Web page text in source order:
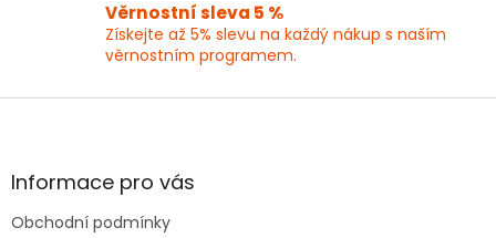
s
u
Věrnostní sleva 5 %
Získejte až 5% slevu na každý nákup s naším
věrnostním programem.
Z
aInformace pro vás
Obchodní podmínky